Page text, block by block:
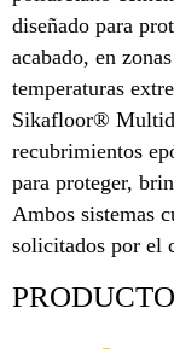
diseñado para
acabado, en
temperaturas
Sikafloor®
recubrimientos
para proteger,
Ambos sistemas
solicitados por el